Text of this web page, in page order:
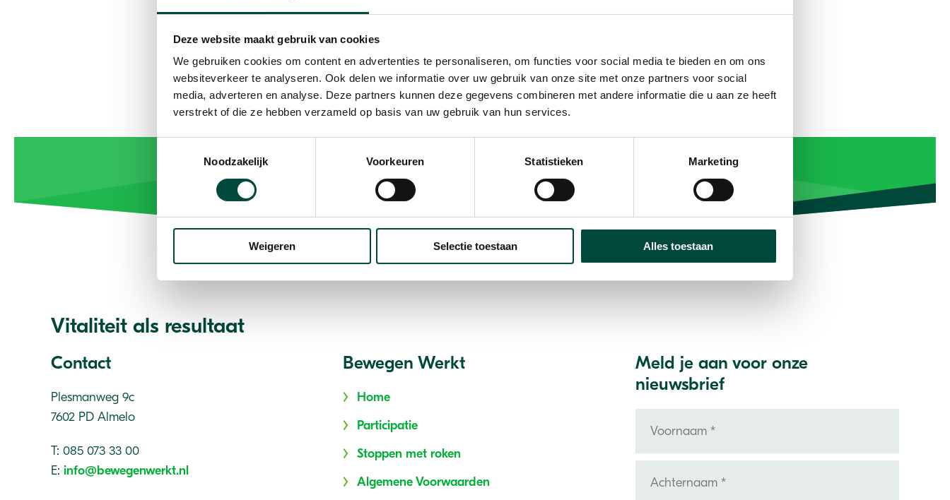
Deze website maakt gebruik van cookies
We gebruiken cookies om content en advertenties te personaliseren, om functies voor social media te bieden en om ons
websiteverkeer te analyseren. Ook delen we informatie over uw gebruik van onze site met onze partners voor social
media, adverteren en analyse. Deze partners kunnen deze gegevens combineren met andere informatie die u aan ze heeft
verstrekt of die ze hebben verzameld op basis van uw gebruik van hun services.
Noodzakelijk
Voorkeuren Statistieken Marketing
Weigeren Selectie toestaan Alles toestaan
Vitaliteit als resultaat
Contact
Plesmanweg 9c
7602 PD Almelo
T: 085 073 33 00
E: info@bewegenwerkt.nl
Bewegen Werkt
Home
Participatie
Stoppen met roken
Algemene Voorwaarden
Meld je aan voor onze
nieuwsbrief